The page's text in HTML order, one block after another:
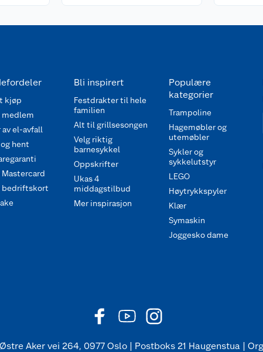
kjøp
medlem
av el-avfall
hent
Mastercard
bedriftskort
Bli inspirert
Festdrakter til hele
familien
Alt til grillsesongen
Velg riktig
barnesykkel
Oppskrifter
Ukas 4
middagstilbud
Mer inspirasjon
Populære
kategorier
Trampoline
Hagemøbler og
utemøbler
Sykler og
sykkelutstyr
LEGO
Høytrykkspyler
Klær
Symaskin
Joggesko dame
Aker vei 264, 0977 Oslo | Postboks 21 Haugenstua |